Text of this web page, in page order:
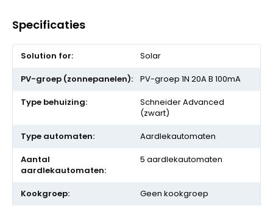
Specificaties
Meer
informatie
Solar
PV-groep 1N 20A B 100mA
Schneider Advanced
(zwart)
Aardlekautomaten
5 aardlekautomaten
Geen kookgroep